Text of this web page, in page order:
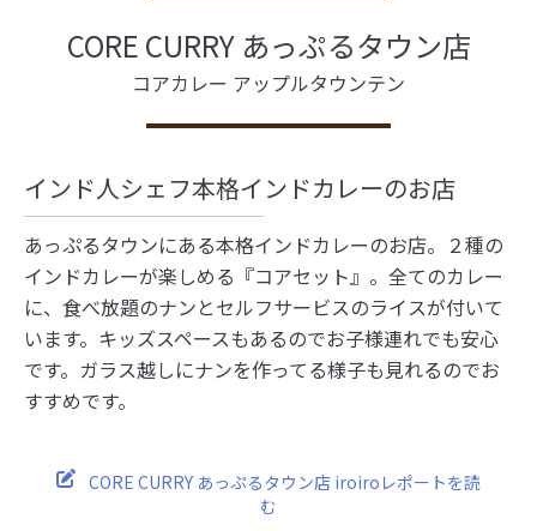
CORE CURRY あっぷるタウン店
コアカレー アップルタウンテン
インド人シェフ本格インドカレーのお店
あっぷるタウンにある本格インドカレーのお店。２種の
インドカレーが楽しめる『コアセット』。全てのカレー
に、食べ放題のナンとセルフサービスのライスが付いて
います。キッズスペースもあるのでお子様連れでも安心
です。ガラス越しにナンを作ってる様子も見れるのでお
すすめです。
CORE CURRY あっぷるタウン店 iroiroレポートを読
む